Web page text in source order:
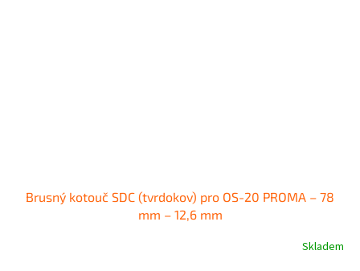
Brusný kotouč SDC (tvrdokov) pro OS-20 PROMA – 78
mm – 12,6 mm
Skladem